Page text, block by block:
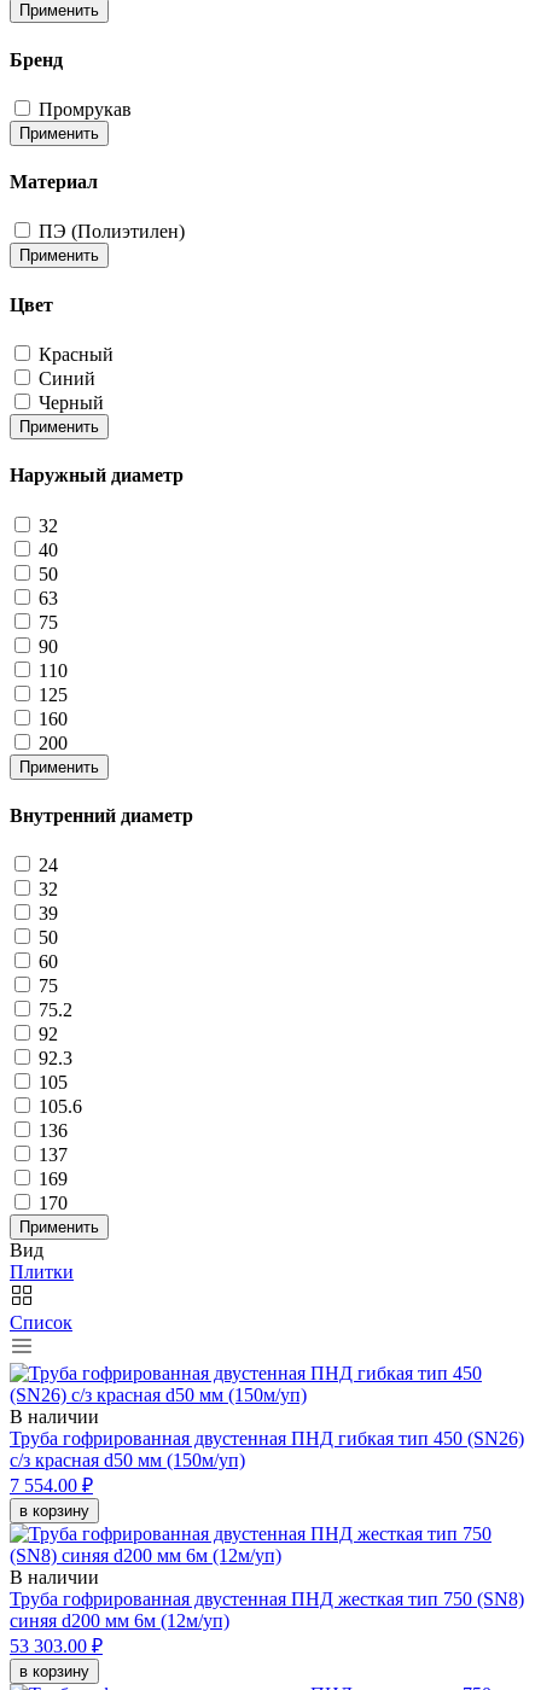
Применить
Бренд
Промрукав
Применить
Материал
ПЭ (Полиэтилен)
Применить
Цвет
Красный
Синий
Черный
Применить
Наружный диаметр
32
40
50
63
75
90
110
125
160
200
Применить
Внутренний диаметр
24
32
39
50
60
75
75.2
92
92.3
105
105.6
136
137
169
170
Применить
Вид
Плитки
Список
В наличии
Труба гофрированная двустенная ПНД гибкая тип 450 (SN26)
с/з красная d50 мм (150м/уп)
7 554.00 ₽
в корзину
В наличии
Труба гофрированная двустенная ПНД жесткая тип 750 (SN8)
синяя d200 мм 6м (12м/уп)
53 303.00 ₽
в корзину